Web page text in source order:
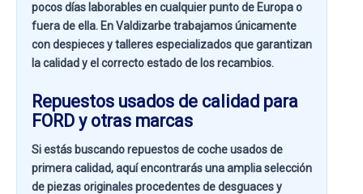
pocos días laborables en cualquier punto de Europa o
fuera de ella. EnValdizarbetrabajamos únicamente
con despieces y talleres especializados que garantizan
la calidad y el correcto estado de los recambios.
Repuestos usados de calidad para
FORD y otras marcas
Si estás buscandorepuestos de coche usados de
primera calidad, aquí encontrarás una amplia selección
de piezas originales procedentes de desguaces y